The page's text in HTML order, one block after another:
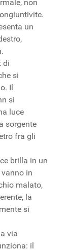
non
un
di
si
Il
si
luce
sorgente
fra gli
brilla in un
in
malato,
la
si
via
il